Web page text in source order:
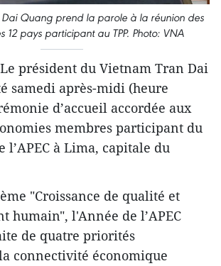
Dai Quang prend la parole à la réunion des
12 pays participant au TPP. Photo: VNA
président du Vietnam Tran Dai
samedi après-midi (heure
d’accueil accordée aux
membres participant du
l’APEC à Lima, capitale du
"Croissance de qualité et
humain", l'Année de l’APEC
de quatre priorités
connectivité économique